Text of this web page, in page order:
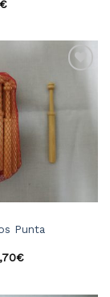
Punta
€